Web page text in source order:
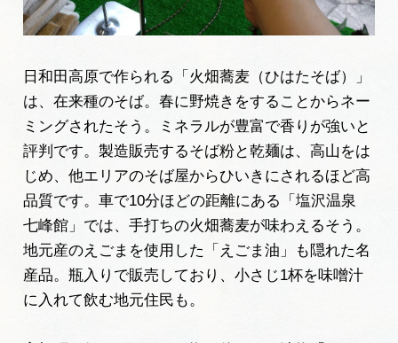
日和田高原で作られる「火畑蕎麦（ひはたそば）」
は、在来種のそば。春に野焼きをすることからネー
ミングされたそう。ミネラルが豊富で香りが強いと
評判です。製造販売するそば粉と乾麺は、高山をは
じめ、他エリアのそば屋からひいきにされるほど高
品質です。車で10分ほどの距離にある「塩沢温泉
七峰館」では、手打ちの火畑蕎麦が味わえるそう。
地元産のえごまを使用した「えごま油」も隠れた名
産品。瓶入りで販売しており、小さじ1杯を味噌汁
に入れて飲む地元住民も。